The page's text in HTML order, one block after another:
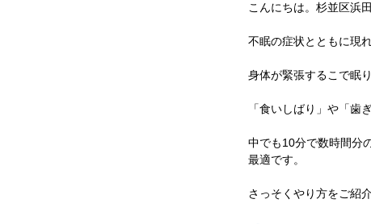
こんにちは。杉並区浜
不眠の症状とともに現
身体が緊張するこで眠
「食いしばり」や「歯
中でも10分で数時間分
最適です。
さっそくやり方をご紹